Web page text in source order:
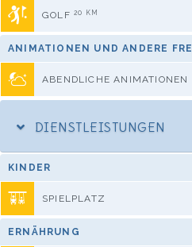
GOLF 20 KM
ANIMATIONEN UND ANDERE
ABENDLICHE ANIMATIONEN
DIENSTLEISTUNGEN
KINDER
SPIELPLATZ
ERNÄHRUNG